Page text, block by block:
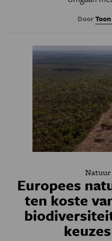
Door
Europees
ten koste